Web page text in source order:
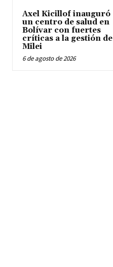
Axel Kicillof inauguró
un centro de salud en
Bolívar con fuertes
críticas a la gestión de
Milei
6 de agosto de 2026